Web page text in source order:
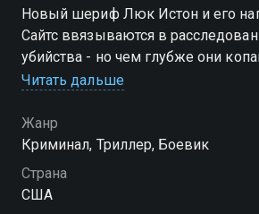
Новый шериф Люк Истон и его
Сайтс ввязываются в
убийства - но чем глубже они
правда. Ложь, коррупция,
закон
Читать дальше
Жанр
Криминал, Триллер, Боевик
Страна
США